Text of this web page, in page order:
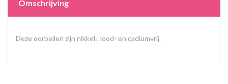
Omschrijving
Deze oorbellen zijn nikkel-, lood- en cadiumvrij.